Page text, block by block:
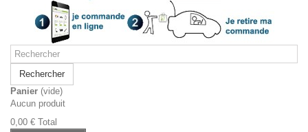
Rechercher
Panier (vide)
Aucun produit
0,00 € Total